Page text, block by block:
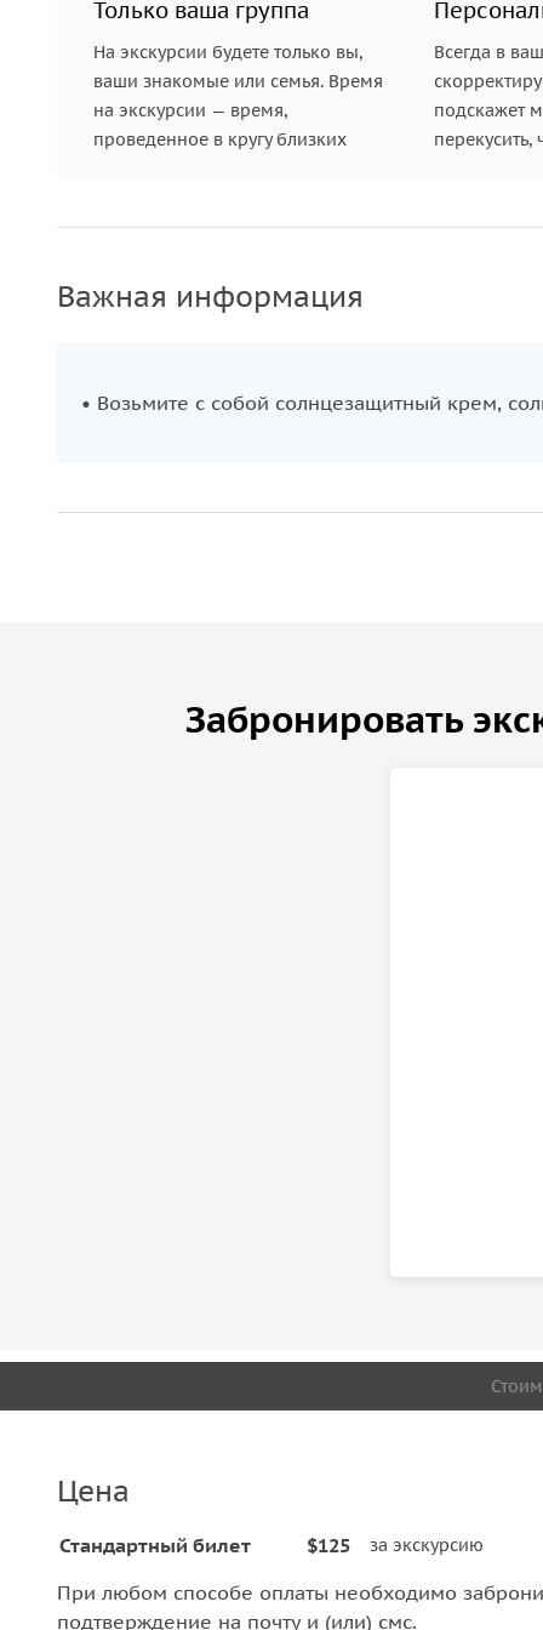
Только ваша группа
На экскурсии будете только вы,
ваши знакомые или семья. Время
на экскурсии — время,
проведенное в кругу близких
Всегда в
подскажет
перекусить,
Важная информация
• Возьмите с собой солнцезащитный крем,
Забронировать
Цена
Стандартный билет $125 за экскурсию
При любом способе оплаты необходимо
подтверждение на почту и (или) смс.